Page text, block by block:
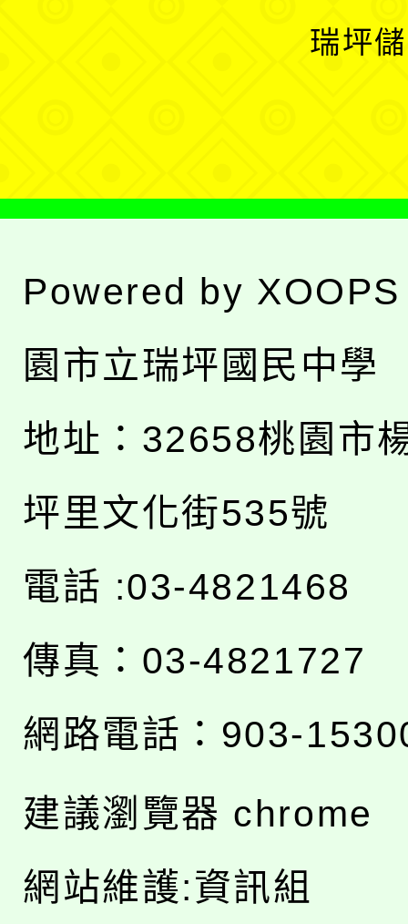
瑞坪
Powered by XOOPS
園市立瑞坪國民中學
地址： 32658桃園市
坪里文化街535號
電話 :03-4821468
傳真：03-4821727
網路電話：903-
建議瀏覽器 chrome
網站維護:資訊組